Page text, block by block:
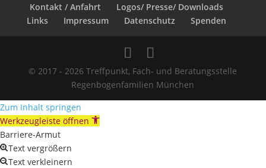
Kontakt / Anfahrt
Logos/ Presse/ Downloads
Links
Impressum Datenschutz Spenden
© 2017 - 2026 Treffpunkt, Fach- und Beratungsstelle
Regenbogenfamilien München
Zum Inhalt springen
Werkzeugleiste öffnen
Barriere-Armut
Text vergrößern
Text verkleinern